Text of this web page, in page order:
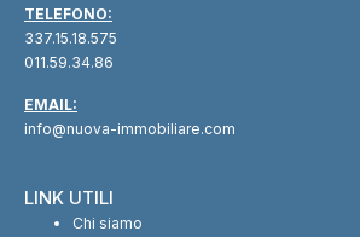
TELEFONO:
337.15.18.575
011.59.34.86
EMAIL:
info@nuova-immobiliare.com
LINK UTILI
Chi siamo